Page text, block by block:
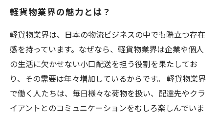
軽貨物業界の魅力とは？
軽貨物業界は、日本の物流ビジネスの中でも際立つ存在
感を持っています。なぜなら、軽貨物業界は企業や個人
の生活に欠かせない小口配送を担う役割を果たしてお
り、その需要は年々増加しているからです。 軽貨物業界
で働く人たちは、毎日様々な荷物を扱い、配達先やクラ
イアントとのコミュニケーションをむしろ楽しんでいま